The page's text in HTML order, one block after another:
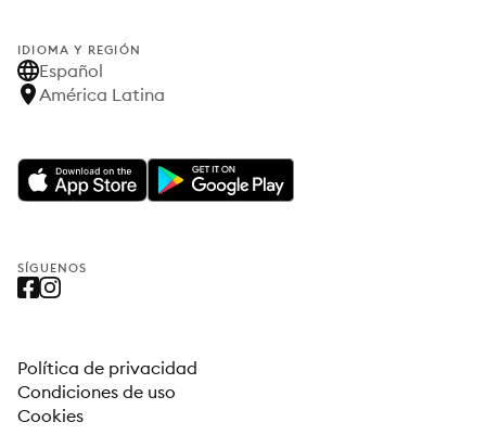
IDIOMA Y REGIÓN
Español
América Latina
SÍGUENOS
Política de privacidad
Condiciones de uso
Cookies